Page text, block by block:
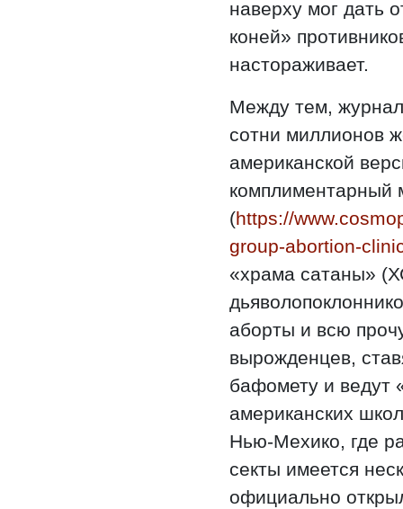
наверху мог дать
коней»
настораживает.
Между тем,
сотни миллионов
американской
комплиментарный
(https://
group-abortion-
«храма сатаны»
аборты и всю
вырожденцев,
бафомету и ведут
американских
Нью-Мехико, где
секты имеется
официально